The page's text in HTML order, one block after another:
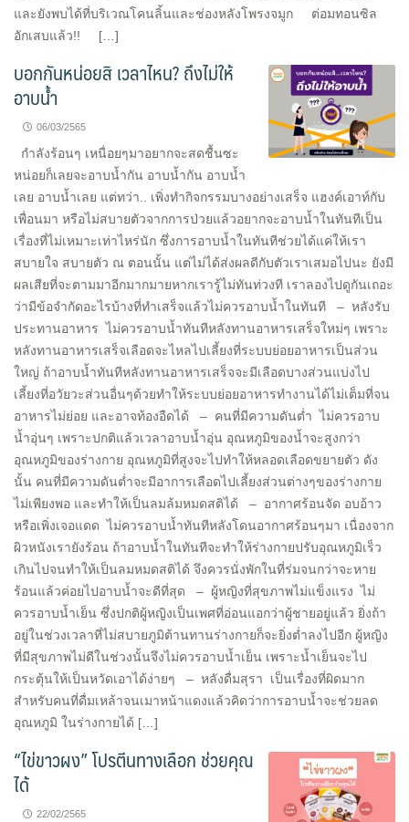
และยังพบได้ที่บริเวณโคนลิ้นและช่องหลังโพรงจมูก ต่อมทอนซิล
อักเสบแล้ว!! […]
บอกกันหน่อยสิ เวลาไหน? ถึงไม่ให้
อาบน้ำ
06/03/2565
กำลังร้อนๆ เหนื่อยๆมาอยากจะสดชื้นซะ
หน่อยก็เลยจะอาบน้ำกัน อาบน้ำกัน อาบน้ำ
เลย อาบน้ำเลย แต่ทว่า.. เพิ่งทำกิจกรรมบางอย่างเสร็จ แฮงค์เอาท์กับ
เพื่อนมา หรือไม่สบายตัวจากการป่วยแล้วอยากจะอาบน้ำในทันทีเป็น
เรื่องที่ไม่เหมาะเท่าไหร่นัก ซึ่งการอาบน้ำในทันทีช่วยได้แค่ให้เรา
สบายใจ สบายตัว ณ ตอนนั้น แต่ไม่ได้ส่งผลดีกับตัวเราเสมอไปนะ ยังมี
ผลเสียที่จะตามมาอีกมากมายหากเรารู้ไม่ทันท่วงที เราลองไปดูกันเถอะ
ว่ามีข้อจำกัดอะไรบ้างที่ทำเสร็จแล้วไม่ควรอาบน้ำในทันที – หลังรับ
ประทานอาหาร ไม่ควรอาบน้ำทันทีหลังทานอาหารเสร็จใหม่ๆ เพราะ
หลังทานอาหารเสร็จเลือดจะไหลไปเลี้ยงที่ระบบย่อยอาหารเป็นส่วน
ใหญ่ ถ้าอาบน้ำทันทีหลังทานอาหารเสร็จจะมีเลือดบางส่วนแบ่งไป
เลี้ยงที่อวัยวะส่วนอื่นๆด้วยทำให้ระบบย่อยอาหารทำงานได้ไม่เต็มที่จน
อาหารไม่ย่อย และอาจท้องอืดได้ – คนที่มีความดันต่ำ ไม่ควรอาบ
น้ำอุ่นๆ เพราะปกติแล้วเวลาอาบน้ำอุ่น อุณหภูมิของน้ำจะสูงกว่า
อุณหภูมิของร่างกาย อุณหภูมิที่สูงจะไปทำให้หลอดเลือดขยายตัว ดัง
นั้น คนที่มีความดันต่ำจะมีอาการเลือดไปเลี้ยงส่วนต่างๆของร่างกาย
ไม่เพียงพอ และทำให้เป็นลมล้มหมดสติได้ – อากาศร้อนจัด อบอ้าว
หรือเพิ่งเจอแดด ไม่ควรอาบน้ำทันทีหลังโดนอากาศร้อนๆมา เนื่องจาก
ผิวหนังเรายังร้อน ถ้าอาบน้ำในทันทีจะทำให้ร่างกายปรับอุณหภูมิเร็ว
เกินไปจนทำให้เป็นลมหมดสติได้ จึงควรนั่งพักในที่ร่มจนกว่าจะหาย
ร้อนแล้วค่อยไปอาบน้ำจะดีที่สุด – ผู้หญิงที่สุขภาพไม่แข็งแรง ไม่
ควรอาบน้ำเย็น ซึ่งปกติผู้หญิงเป็นเพศที่อ่อนแอกว่าผู้ชายอยู่แล้ว ยิ่งถ้า
อยู่ในช่วงเวลาที่ไม่สบายภูมิต้านทานร่างกายก็จะยิ่งต่ำลงไปอีก ผู้หญิง
ที่มีสุขภาพไม่ดีในช่วงนั้นจึงไม่ควรอาบน้ำเย็น เพราะน้ำเย็นจะไป
กระตุ้นให้เป็นหวัดเอาได้ง่ายๆ – หลังดื่มสุรา เป็นเรื่องที่ผิดมาก
สำหรับคนที่ดื่มเหล้าจนเมาหน้าแดงแล้วคิดว่าการอาบน้ำจะช่วยลด
อุณหภูมิ ในร่างกายได้ […]
“ไข่ขาวผง” โปรตีนทางเลือก ช่วยคุณ
ได้
22/02/2565